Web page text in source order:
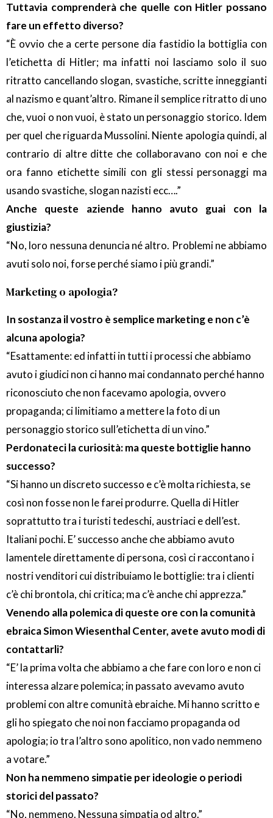
Tuttavia comprenderà che quelle con Hitler possano
fare un effetto diverso?
“È ovvio che a certe persone dia fastidio la bottiglia con
l’etichetta di Hitler; ma infatti noi lasciamo solo il suo
ritratto cancellando slogan, svastiche, scritte inneggianti
al nazismo e quant’altro. Rimane il semplice ritratto di uno
che, vuoi o non vuoi, è stato un personaggio storico. Idem
per quel che riguarda Mussolini. Niente apologia quindi, al
contrario di altre ditte che collaboravano con noi e che
ora fanno etichette simili con gli stessi personaggi ma
usando svastiche, slogan nazisti ecc….”
Anche queste aziende hanno avuto guai con la
giustizia?
“No, loro nessuna denuncia né altro. Problemi ne abbiamo
avuti solo noi, forse perché siamo i più grandi.”
Marketing o apologia?
In sostanza il vostro è semplice marketing e non c’è
alcuna apologia?
“Esattamente: ed infatti in tutti i processi che abbiamo
avuto i giudici non ci hanno mai condannato perché hanno
riconosciuto che non facevamo apologia, ovvero
propaganda; ci limitiamo a mettere la foto di un
personaggio storico sull’etichetta di un vino.”
Perdonateci la curiosità: ma queste bottiglie hanno
successo?
“Si hanno un discreto successo e c’è molta richiesta, se
così non fosse non le farei produrre. Quella di Hitler
soprattutto tra i turisti tedeschi, austriaci e dell’est.
Italiani pochi. E’ successo anche che abbiamo avuto
lamentele direttamente di persona, così ci raccontano i
nostri venditori cui distribuiamo le bottiglie: tra i clienti
c’è chi brontola, chi critica; ma c’è anche chi apprezza.”
Venendo alla polemica di queste ore con la comunità
ebraica Simon Wiesenthal Center, avete avuto modi di
contattarli?
“E’ la prima volta che abbiamo a che fare con loro e non ci
interessa alzare polemica; in passato avevamo avuto
problemi con altre comunità ebraiche. Mi hanno scritto e
gli ho spiegato che noi non facciamo propaganda od
apologia; io tra l’altro sono apolitico, non vado nemmeno
a votare.”
Non ha nemmeno simpatie per ideologie o periodi
storici del passato?
“No, nemmeno. Nessuna simpatia od altro.”